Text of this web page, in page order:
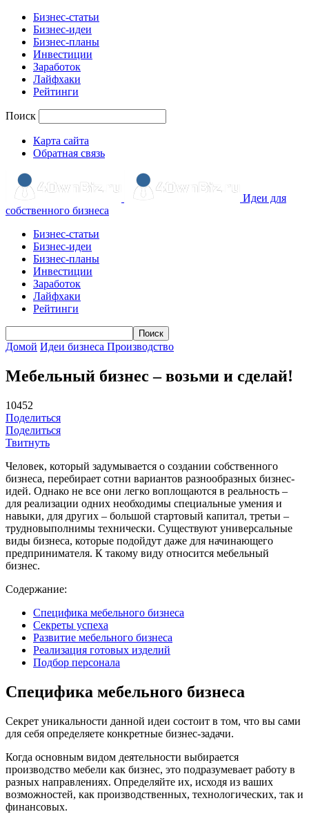
Бизнес-статьи
Бизнес-идеи
Бизнес-планы
Инвестиции
Заработок
Лайфхаки
Рейтинги
Поиск
Карта сайта
Обратная связь
Идеи для
собственного бизнеса
Бизнес-статьи
Бизнес-идеи
Бизнес-планы
Инвестиции
Заработок
Лайфхаки
Рейтинги
Домой Идеи бизнеса Производство
Мебельный бизнес – возьми и сделай!
10452
Поделиться
Поделиться
Твитнуть
Человек, который задумывается о создании собственного
бизнеса, перебирает сотни вариантов разнообразных бизнес-
идей. Однако не все они легко воплощаются в реальность –
для реализации одних необходимы специальные умения и
навыки, для других – большой стартовый капитал, третьи –
трудновыполнимы технически. Существуют универсальные
виды бизнеса, которые подойдут даже для начинающего
предпринимателя. К такому виду относится мебельный
бизнес.
Содержание:
Специфика мебельного бизнеса
Секреты успеха
Развитие мебельного бизнеса
Реализация готовых изделий
Подбор персонала
Специфика мебельного бизнеса
Секрет уникальности данной идеи состоит в том, что вы сами
для себя определяете конкретные бизнес-задачи.
Когда основным видом деятельности выбирается
производство мебели как бизнес, это подразумевает работу в
разных направлениях. Определяйте их, исходя из ваших
возможностей, как производственных, технологических, так и
финансовых.